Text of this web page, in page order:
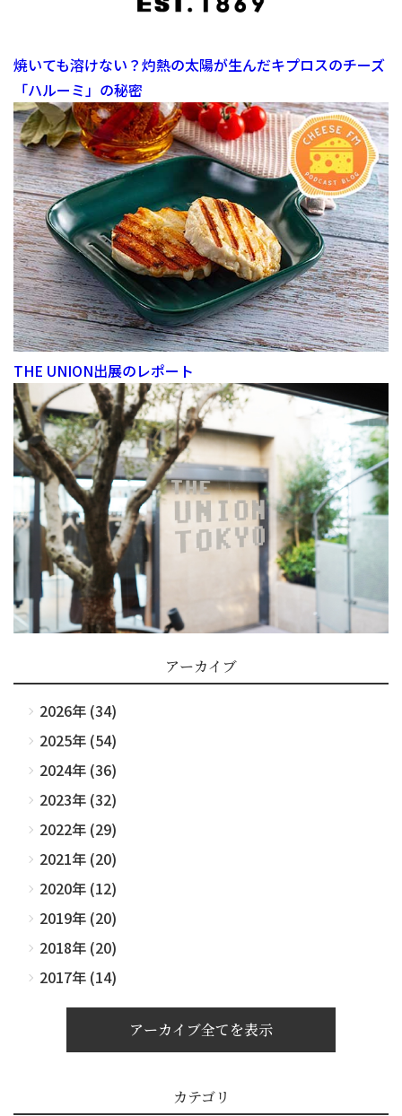
焼いても溶けない？灼熱の太陽が生んだキプロスのチーズ
「ハルーミ」の秘密
THE UNION出展のレポート
アーカイブ
2026年 (34)
2025年 (54)
2024年 (36)
2023年 (32)
2022年 (29)
2021年 (20)
2020年 (12)
2019年 (20)
2018年 (20)
2017年 (14)
アーカイブ全てを表示
カテゴリ